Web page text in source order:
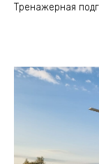
Тренажерная